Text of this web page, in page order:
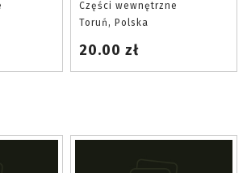
Części wewnętrzne
Toruń, Polska
20.00 zł